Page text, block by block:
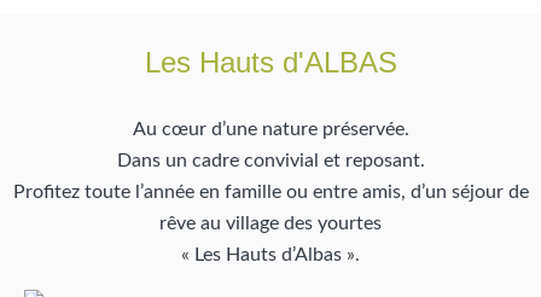
Les Hauts d'ALBAS
Au cœur d’une nature préservée.
Dans un cadre convivial et reposant.
Profitez toute l’année en famille ou entre amis, d’un séjour de
rêve au village des yourtes
« Les Hauts d’Albas ».